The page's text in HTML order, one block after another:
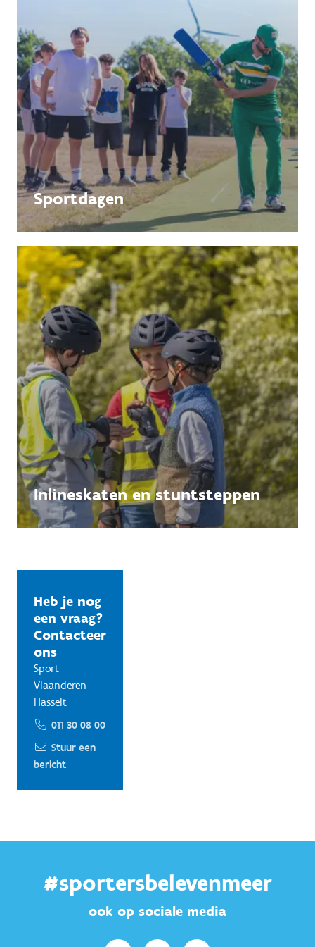
Sportdagen
Inlineskaten en stuntsteppen
Heb je nog
een vraag?
Contacteer
ons
Sport
Vlaanderen
Hasselt
011 30 08 00
Stuur een
bericht
#sportersbelevenmeer
ook op sociale media